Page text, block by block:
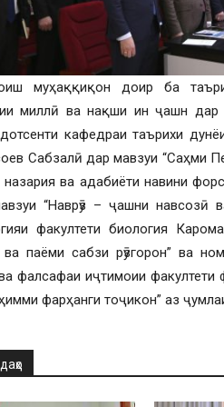
муҳаққиқон доир ба
миллӣ ва нақши ин ҷашн дар
кафедраи таърихи
Сабзалӣ дар мавзуи “Саҳми
ва адабиёти навини
“Наврӯз – ҷашни навсозӣ
факултети биология
ва паёми сабзи рӯзгорон” ва
фалсафаи иҷтимоии факултети
фарҳанги тоҷикон” аз